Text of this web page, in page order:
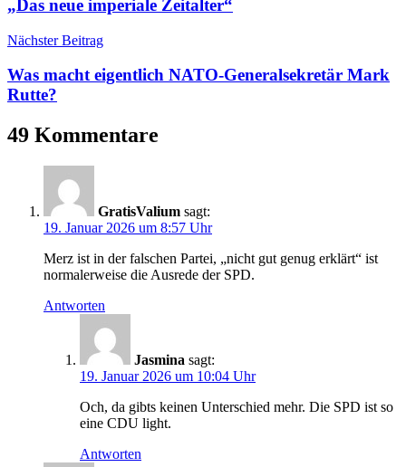
„Das neue imperiale Zeitalter“
Nächster Beitrag
Was macht eigentlich NATO-Generalsekretär Mark
Rutte?
49 Kommentare
GratisValium sagt:
19. Januar 2026 um 8:57 Uhr
Merz ist in der falschen Partei, „nicht gut genug erklärt“ ist
normalerweise die Ausrede der SPD.
Antworten
Jasmina sagt:
19. Januar 2026 um 10:04 Uhr
Och, da gibts keinen Unterschied mehr. Die SPD ist so
eine CDU light.
Antworten